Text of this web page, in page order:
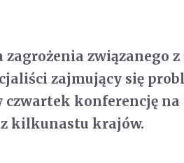
zagrożenia związanego
zajmujący się
czwartek konferencję
z kilkunastu krajów.